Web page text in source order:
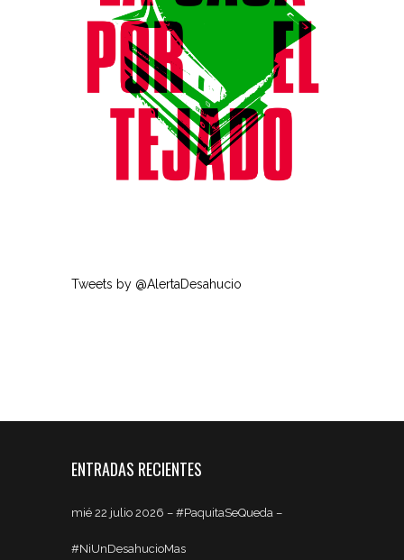
Tweets by @AlertaDesahucio
ENTRADAS RECIENTES
mié 22 julio 2026 – #PaquitaSeQueda –
#NiUnDesahucioMas